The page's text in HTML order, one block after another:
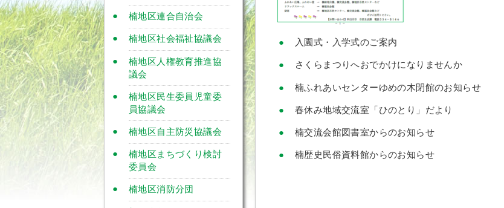
入園式・入学式のご案内
さくらまつりへおでかけになりませんか
楠ふれあいセンターゆめの木閉館のお知らせ
春休み地域交流室「ひのとり」だより
楠交流会館図書室からのお知らせ
楠歴史民俗資料館からのお知らせ
楠地区連合自治会
楠地区社会福祉協議会
楠地区人権教育推進協
議会
楠地区民生委員児童委
員協議会
楠地区自主防災協議会
楠地区まちづくり検討
委員会
楠地区消防分団